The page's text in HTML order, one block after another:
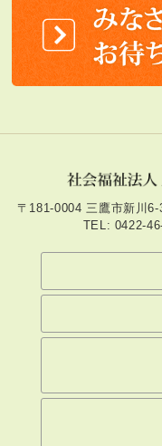
〒181-0004 三鷹市新川
TEL: 0422-